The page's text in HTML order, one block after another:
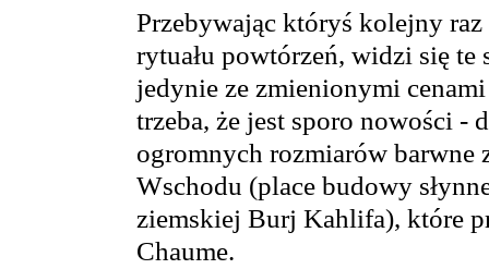
Przebywając któryś kolejny raz
rytuału powtórzeń, widzi się te
jedynie ze zmienionymi
trzeba, że jest sporo nowości -
ogromnych rozmiarów
Wschodu (place budowy
ziemskiej Burj Kahlifa), które
Chaume.